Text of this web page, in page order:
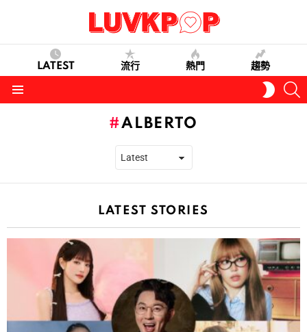
LATEST 流行 熱門 趨勢
SKIN
ALBERTO
LATEST STORIES